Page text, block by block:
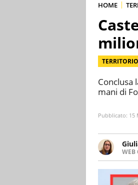
HOME
TERRITORIO
Conclusa
mani di
Pubblicato: 15
WEB
ha